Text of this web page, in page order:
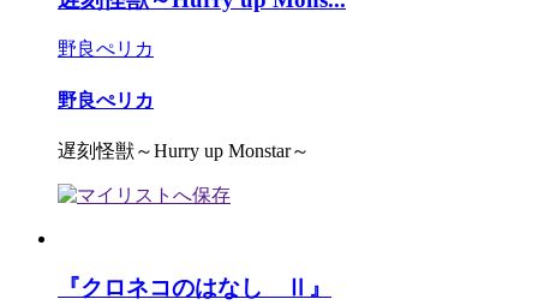
野良ぺリカ
野良ぺリカ
遅刻怪獣～Hurry up Monstar～
『クロネコのはなし Ⅱ』